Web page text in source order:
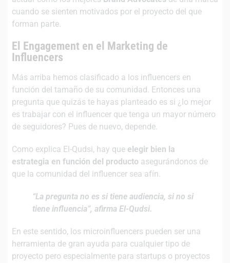
cuando se sienten motivados por el proyecto del que
forman parte.
El Engagement en el Marketing de
Influencers
Más arriba hemos clasificado a los influencers en
función del tamaño de su comunidad. Entonces una
pregunta que quizás te hayas planteado es si ¿lo mejor
es trabajar con el influencer que tenga un mayor número
de seguidores? Pues de nuevo, depende.
Como explica El-Qudsi, hay que elegir bien la
estrategia en función del producto asegurándonos de
que la comunidad del influencer sea afín.
“La pregunta no es si tiene audiencia, si no si
tiene influencia”, afirma El-Qudsi.
En este sentido, los microinfluencers pueden ser una
herramienta de gran ayuda para cualquier tipo de
proyecto pero especialmente para startups o proyectos